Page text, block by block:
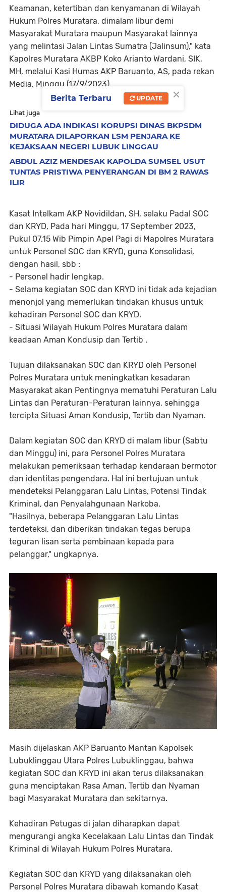
Keamanan, ketertiban dan kenyamanan di Wilayah
Hukum Polres Muratara, dimalam libur demi
Masyarakat Muratara maupun Masyarakat lainnya
yang melintasi Jalan Lintas Sumatra (Jalinsum)," kata
Kapolres Muratara AKBP Koko Arianto Wardani, SIK,
MH, melalui Kasi Humas AKP Baruanto, AS, pada rekan
Media, Minggu (17/9/2023).
Lihat juga
DIDUGA ADA INDIKASI KORUPSI DINAS BKPSDM
MURATARA DILAPORKAN LSM PENJARA KE
KEJAKSAAN NEGERI LUBUK LINGGAU
ABDUL AZIZ MENDESAK KAPOLDA SUMSEL USUT
TUNTAS PRISTIWA PENYERANGAN DI BM 2 RAWAS
ILIR
Kasat Intelkam AKP Novidildan, SH, selaku Padal SOC
dan KRYD, Pada hari Minggu, 17 September 2023,
Pukul 07.15 Wib Pimpin Apel Pagi di Mapolres Muratara
untuk Personel SOC dan KRYD, guna Konsolidasi,
dengan hasil, sbb :
- Personel hadir lengkap.
- Selama kegiatan SOC dan KRYD ini tidak ada kejadian
menonjol yang memerlukan tindakan khusus untuk
kehadiran Personel SOC dan KRYD.
- Situasi Wilayah Hukum Polres Muratara dalam
keadaan Aman Kondusip dan Tertib .
Tujuan dilaksanakan SOC dan KRYD oleh Personel
Polres Muratara untuk meningkatkan kesadaran
Masyarakat akan Pentingnya mematuhi Peraturan Lalu
Lintas dan Peraturan-Peraturan lainnya, sehingga
tercipta Situasi Aman Kondusip, Tertib dan Nyaman.
Dalam kegiatan SOC dan KRYD di malam libur (Sabtu
dan Minggu) ini, para Personel Polres Muratara
melakukan pemeriksaan terhadap kendaraan bermotor
dan identitas pengendara. Hal ini bertujuan untuk
mendeteksi Pelanggaran Lalu Lintas, Potensi Tindak
Kriminal, dan Penyalahgunaan Narkoba.
"Hasilnya, beberapa Pelanggaran Lalu Lintas
terdeteksi, dan diberikan tindakan tegas berupa
teguran lisan serta pembinaan kepada para
pelanggar," ungkapnya.
Masih dijelaskan AKP Baruanto Mantan Kapolsek
Lubuklinggau Utara Polres Lubuklinggau, bahwa
kegiatan SOC dan KRYD ini akan terus dilaksanakan
guna menciptakan Rasa Aman, Tertib dan Nyaman
bagi Masyarakat Muratara dan sekitarnya.
Kehadiran Petugas di jalan diharapkan dapat
mengurangi angka Kecelakaan Lalu Lintas dan Tindak
Kriminal di Wilayah Hukum Polres Muratara.
Kegiatan SOC dan KRYD yang dilaksanakan oleh
Personel Polres Muratara dibawah komando Kasat
×
Berita Terbaru UPDATE